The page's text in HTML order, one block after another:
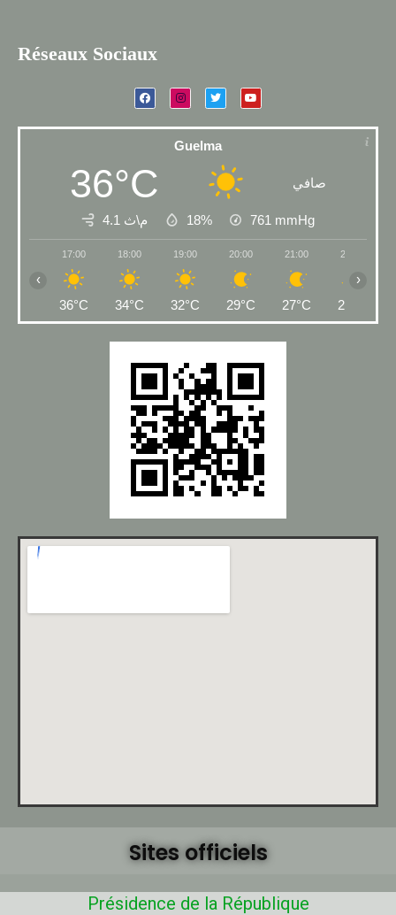
Réseaux Sociaux
Guelma
36°C صافي
4.1 م\ث 18% 761 mmHg
17:00
36°C
18:00
34°C
19:00
32°C
20:00
29°C
21:00
27°C
22:00
26°C
‹ ›
Sites officiels
Présidence de la République